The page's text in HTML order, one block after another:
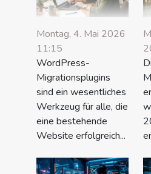
Montag, 4. Mai 2026
11:15
WordPress-
Migrationsplugins
sind ein wesentliches
Werkzeug für alle, die
eine bestehende
Website erfolgreich...